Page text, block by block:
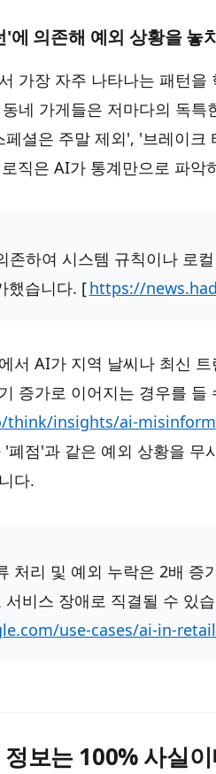
에 의존해 예외 상황을 놓
가장 자주 나타나는 패턴을
네 가게들은 저마다의 독특
셜은 주말 제외', '브레이크
직은 AI가 통계만으로 파악
존하여 시스템 규칙이나 로
했습니다. [https://
서 AI가 지역 날씨나 최신
증가로 이어지는 경우를 들
insights/ai-
폐점'과 같은 예외 상황을 무
다.
처리 및 예외 누락은 2배 증
비스 장애로 직결될 수 있
use-cases/ai-in-
보는 100% 사실